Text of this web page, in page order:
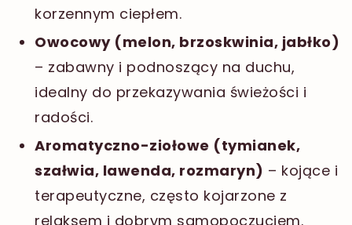
korzennym ciepłem.
Owocowy (melon, brzoskwinia, jabłko)
– zabawny i podnoszący na duchu,
idealny do przekazywania świeżości i
radości.
Aromatyczno-ziołowe (tymianek,
szałwia, lawenda, rozmaryn) – kojące i
terapeutyczne, często kojarzone z
relaksem i dobrym samopoczuciem.